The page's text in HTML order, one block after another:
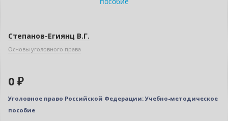
Степанов-Егиянц В.Г.
Основы уголовного права
0 ₽
Уголовное право Российской Федерации: Учебно-методическое
пособие